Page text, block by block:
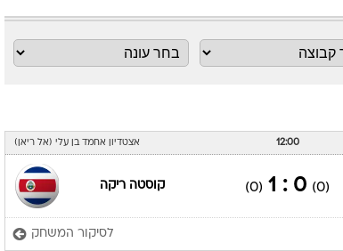
12:00 אצטדיון אחמד בן עלי (אל ריאן)
(0)
0 : 1
(0) קוסטה ריקה
לסיקור המשחק